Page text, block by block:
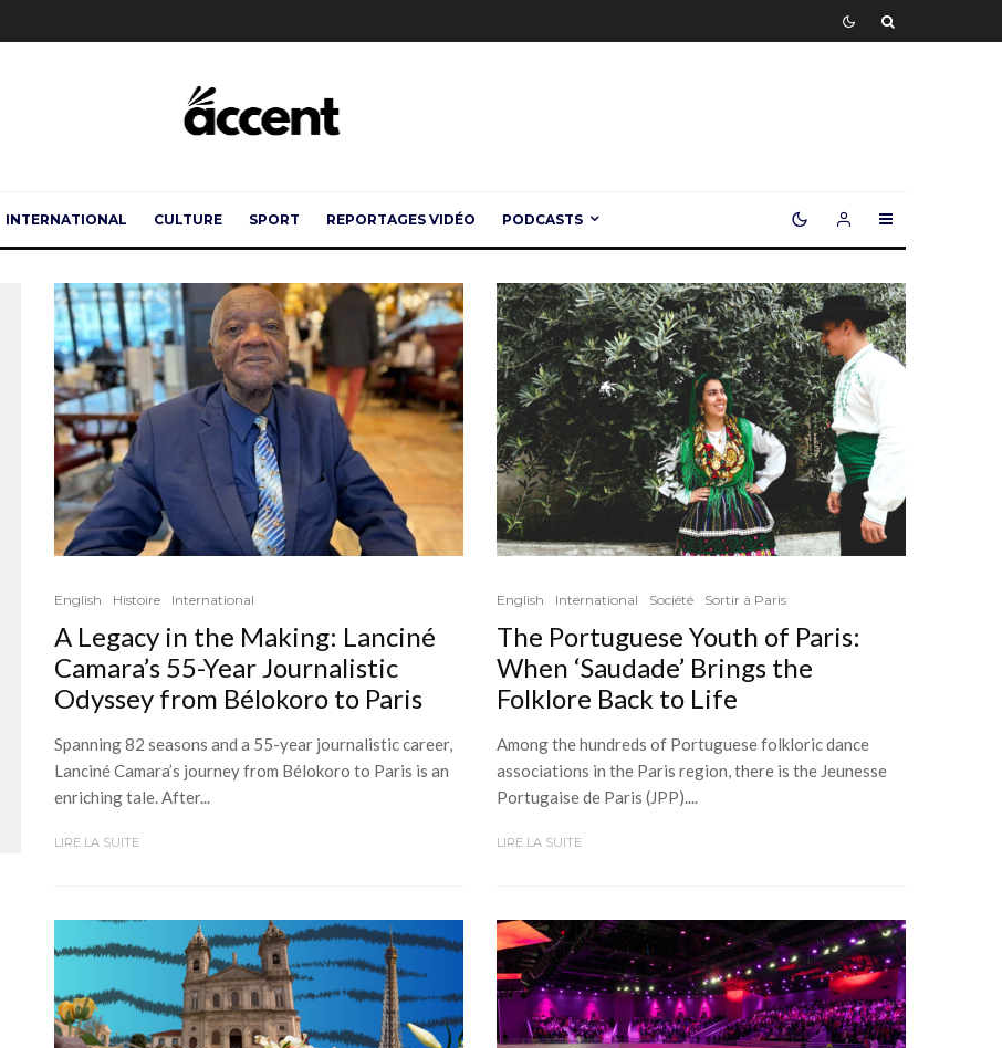
INTERNATIONAL CULTURE SPORT REPORTAGES VIDÉO PODCASTS
English Histoire International
A Legacy in the Making: Lanciné
Camara’s 55-Year Journalistic
Odyssey from Bélokoro to Paris
Spanning 82 seasons and a 55-year journalistic career,
Lanciné Camara’s journey from Bélokoro to Paris is an
enriching tale. After...
LIRE LA SUITE
English International Société Sortir à Paris
The Portuguese Youth of Paris:
When ‘Saudade’ Brings the
Folklore Back to Life
Among the hundreds of Portuguese folkloric dance
associations in the Paris region, there is the Jeunesse
Portugaise de Paris (JPP)....
LIRE LA SUITE